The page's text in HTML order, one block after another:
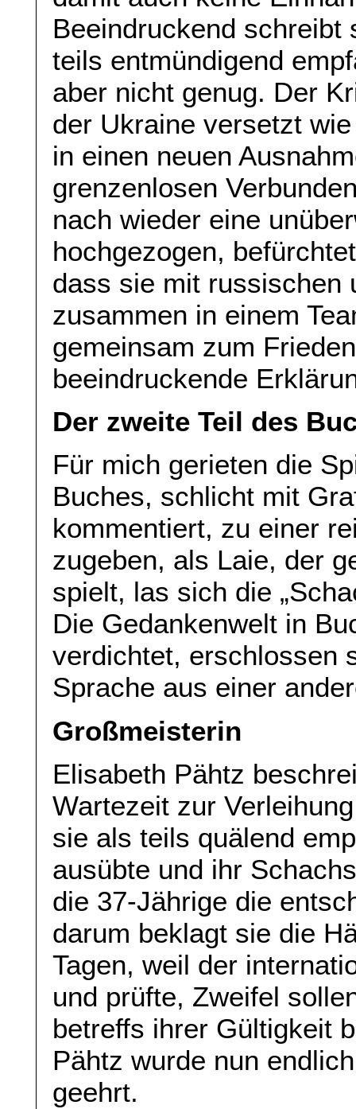
Beeindruckend schreibt
teils entmündigend
aber nicht genug. Der
der Ukraine versetzt
in einen neuen
grenzenlosen
nach wieder eine
hochgezogen,
dass sie mit russischen
zusammen in einem
gemeinsam zum
beeindruckende
Der zweite Teil des
Für mich gerieten die
Buches, schlicht mit
kommentiert, zu einer
zugeben, als Laie, der
spielt, las sich die
Die Gedankenwelt in
verdichtet, erschlossen
Sprache aus einer
Großmeisterin
Elisabeth Pähtz
Wartezeit zur
sie als teils quälend
ausübte und ihr
die 37-Jährige die
darum beklagt sie die
Tagen, weil der
und prüfte, Zweifel
betreffs ihrer Gültigkeit
Pähtz wurde nun
geehrt.